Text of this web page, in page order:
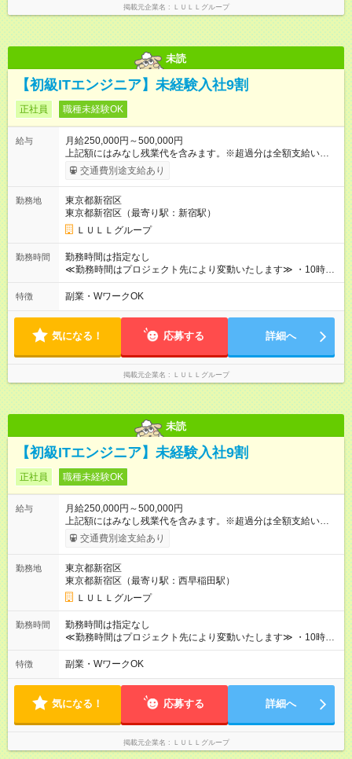
別途支給いたします ※研修期間中（最大12ヶ月間）も、試用期
掲載元企業名 ＬＵＬＬグループ
未読
【初級ITエンジニア】未経験入社9割
正社員 職種未経験OK
給与
月給250,000円～500,000円
上記額にはみなし残業代を含みます。※超過分は全額支給いたし
ます。 みなし残業代 21,675円／月 みなし残業時間 12時間／月 -
------------------------------------------------------- ≪経験者の方は以下と
万円～＋業績賞与＋交通費＋各種手当 ※固定残業代（30時間/6
万6，610円分）を含む。超過分は追加支給いたします 能力やス
キルを考慮し初任給を決定。経験者の方は前給考慮も可能で
す！ ◎昇給年1回（研修終了後） ◎賞与年2回（2月・8月）＋業
績賞与あり ◤スキルアップも、収入アップも。◢ 入社後の成長
や頑張りは、しっかり給与で還元しています。 実際にほぼ全員
上アップした社員も。 エンジニアへの還元率は業界高水準の
87％。 スキルを磨いた分だけ、収入アップも目指せる環境で
す！ 【試用期間】試用期間あり 試用期間の長さ：6ヶ月 ※ 雇用
形態と給与に、本採用時と異なる部分があります。 雇用形態：
中途採用（契約社員） 給与：月給 230,000円以上 上記額にはみ
なし残業代を含みます。※超過分は全額支給いたします。 みな
別途支給いたします ※研修期間中（最大12ヶ月間）も、試用期
交通費別途支給あり
勤務地
東京都新宿区
東京都新宿区（最寄り駅：新宿駅）
ＬＵＬＬグループ
勤務時間
勤務時間は指定なし
≪勤務時間はプロジェクト先により変動いたします≫ ・10時00
分～19時00分（休憩1時間） ・9時00分～18時00分（休憩1時
間） ＼平日夜も、ちゃんと「自分時間」がつくれます／ 残業は
やサウナなど、 趣味の時間を楽しむ社員も多くいます◎
特徴 副業・WワークOK
気になる！ 応募する 詳細へ
掲載元企業名 ＬＵＬＬグループ
未読
【初級ITエンジニア】未経験入社9割
正社員 職種未経験OK
給与
月給250,000円～500,000円
上記額にはみなし残業代を含みます。※超過分は全額支給いたし
ます。 みなし残業代 21,675円／月 みなし残業時間 12時間／月 -
------------------------------------------------------- ≪経験者の方は以下と
万円～＋業績賞与＋交通費＋各種手当 ※固定残業代（30時間/6
万6，610円分）を含む。超過分は追加支給いたします 能力やス
キルを考慮し初任給を決定。経験者の方は前給考慮も可能で
す！ ◎昇給年1回（研修終了後） ◎賞与年2回（2月・8月）＋業
績賞与あり ◤スキルアップも、収入アップも。◢ 入社後の成長
や頑張りは、しっかり給与で還元しています。 実際にほぼ全員
上アップした社員も。 エンジニアへの還元率は業界高水準の
87％。 スキルを磨いた分だけ、収入アップも目指せる環境で
す！ 【試用期間】試用期間あり 試用期間の長さ：6ヶ月 ※ 雇用
形態と給与に、本採用時と異なる部分があります。 雇用形態：
中途採用（契約社員） 給与：月給 230,000円以上 上記額にはみ
なし残業代を含みます。※超過分は全額支給いたします。 みな
別途支給いたします ※研修期間中（最大12ヶ月間）も、試用期
交通費別途支給あり
勤務地
東京都新宿区
東京都新宿区（最寄り駅：西早稲田駅）
ＬＵＬＬグループ
勤務時間
勤務時間は指定なし
≪勤務時間はプロジェクト先により変動いたします≫ ・10時00
分～19時00分（休憩1時間） ・9時00分～18時00分（休憩1時
間） ＼平日夜も、ちゃんと「自分時間」がつくれます／ 残業は
やサウナなど、 趣味の時間を楽しむ社員も多くいます◎
特徴 副業・WワークOK
気になる！ 応募する 詳細へ
掲載元企業名 ＬＵＬＬグループ